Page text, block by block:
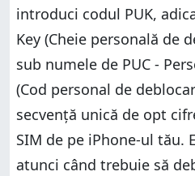
introduci codul PUK,
Key (Cheie personală de
sub numele de PUC -
(Cod personal de
secvență unică de opt
SIM de pe iPhone-ul tău.
atunci când trebuie să